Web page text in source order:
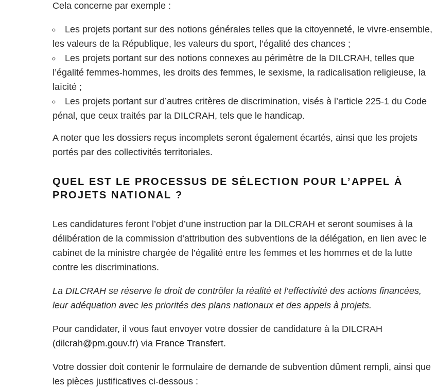
Cela concerne par exemple :
Les projets portant sur des notions générales telles que la citoyenneté, le vivre-ensemble,
les valeurs de la République, les valeurs du sport, l’égalité des chances ;
Les projets portant sur des notions connexes au périmètre de la DILCRAH, telles que
l’égalité femmes-hommes, les droits des femmes, le sexisme, la radicalisation religieuse, la
laïcité ;
Les projets portant sur d’autres critères de discrimination, visés à l’article 225-1 du Code
pénal, que ceux traités par la DILCRAH, tels que le handicap.
A noter que les dossiers reçus incomplets seront également écartés, ainsi que les projets
portés par des collectivités territoriales.
QUEL EST LE PROCESSUS DE SÉLECTION POUR L’APPEL À
PROJETS NATIONAL ?
Les candidatures feront l’objet d’une instruction par la DILCRAH et seront soumises à la
délibération de la commission d’attribution des subventions de la délégation, en lien avec le
cabinet de la ministre chargée de l’égalité entre les femmes et les hommes et de la lutte
contre les discriminations.
La DILCRAH se réserve le droit de contrôler la réalité et l’effectivité des actions financées,
leur adéquation avec les priorités des plans nationaux et des appels à projets.
Pour candidater, il vous faut envoyer votre dossier de candidature à la DILCRAH
(dilcrah@pm.gouv.fr) via France Transfert.
Votre dossier doit contenir le formulaire de demande de subvention dûment rempli, ainsi que
les pièces justificatives ci-dessous :